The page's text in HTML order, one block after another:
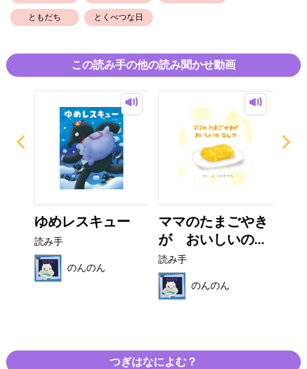
ともだち とくべつな日
この読み手の他の読み聞かせ動画
ゆめレスキュー
読み手
のんのん
ママのたまごやき
が おいしいの...
読み手
のんのん
つぎはなによむ？